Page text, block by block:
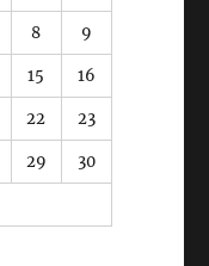
8 9
15 16
22 23
29 30